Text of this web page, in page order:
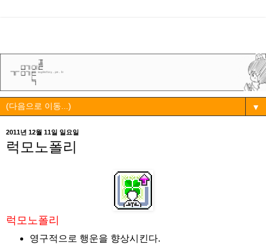
▼
2011년 12월 11일 일요일
럭모노폴리
럭모노폴리
영구적으로 행운을 향상시킨다.